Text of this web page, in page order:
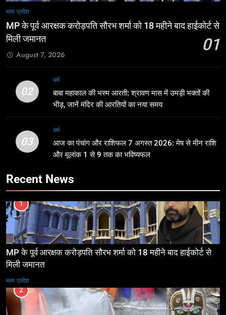
मध्य प्रदेश
MP के पूर्व आरक्षक करोड़पति सौरभ शर्मा को 18 महीने बाद हाईकोर्ट से
मिली जमानत
01
August 7, 2026
02
धर्म
बाबा महाकाल की भस्म आरती: श्रावण मास में उमड़ी भक्तों की
भीड़, जानें मंदिर की आरतियों का नया समय
03
धर्म
आज का पंचांग और राशिफल 7 अगस्त 2026: मेष से मीन राशि
और मूलांक 1 से 9 तक का भविष्यफल
Recent News
1
MP के पूर्व आरक्षक करोड़पति सौरभ शर्मा को 18 महीने बाद हाईकोर्ट से
मिली जमानत
मध्य प्रदेश
2